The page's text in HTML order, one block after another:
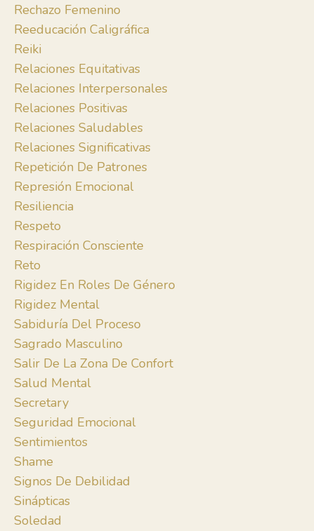
Rechazo Femenino
Reeducación Caligráfica
Reiki
Relaciones Equitativas
Relaciones Interpersonales
Relaciones Positivas
Relaciones Saludables
Relaciones Significativas
Repetición De Patrones
Represión Emocional
Resiliencia
Respeto
Respiración Consciente
Reto
Rigidez En Roles De Género
Rigidez Mental
Sabiduría Del Proceso
Sagrado Masculino
Salir De La Zona De Confort
Salud Mental
Secretary
Seguridad Emocional
Sentimientos
Shame
Signos De Debilidad
Sinápticas
Soledad